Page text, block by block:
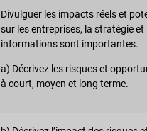
Divulguer les impacts réels et
sur les entreprises, la stratégie
informations sont importantes.
a) Décrivez les risques et
à court, moyen et long terme.